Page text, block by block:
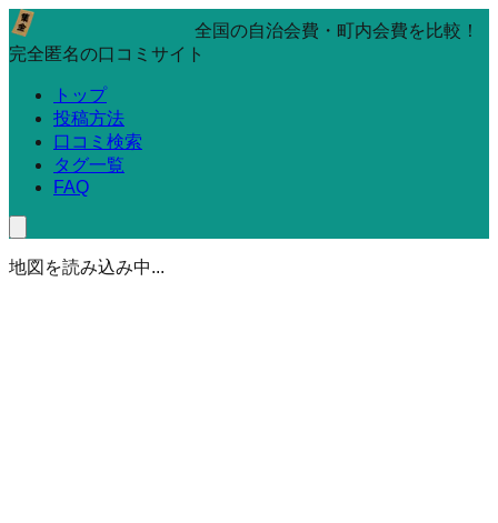
全国の自治会費・町内会費を比較！
完全匿名の口コミサイト
トップ
投稿方法
口コミ検索
タグ一覧
FAQ
地図を読み込み中...